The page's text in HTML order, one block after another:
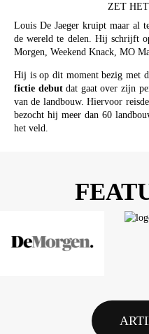
ZET
Louis De Jaeger kruipt maar al
de wereld te delen. Hij schrijft
Morgen, Weekend Knack, MO
Hij is op dit moment bezig met
fictie debutdat gaat over zijn
van de landbouw. Hiervoor
bezocht hij meer dan 60
het veld.